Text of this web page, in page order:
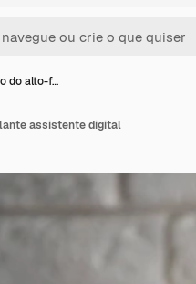
do alto-f…
assistente digital